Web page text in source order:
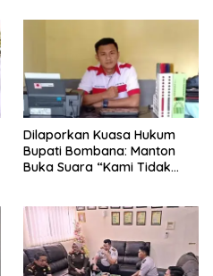
Dilaporkan Kuasa Hukum
Bupati Bombana: Manton
Buka Suara “Kami Tidak